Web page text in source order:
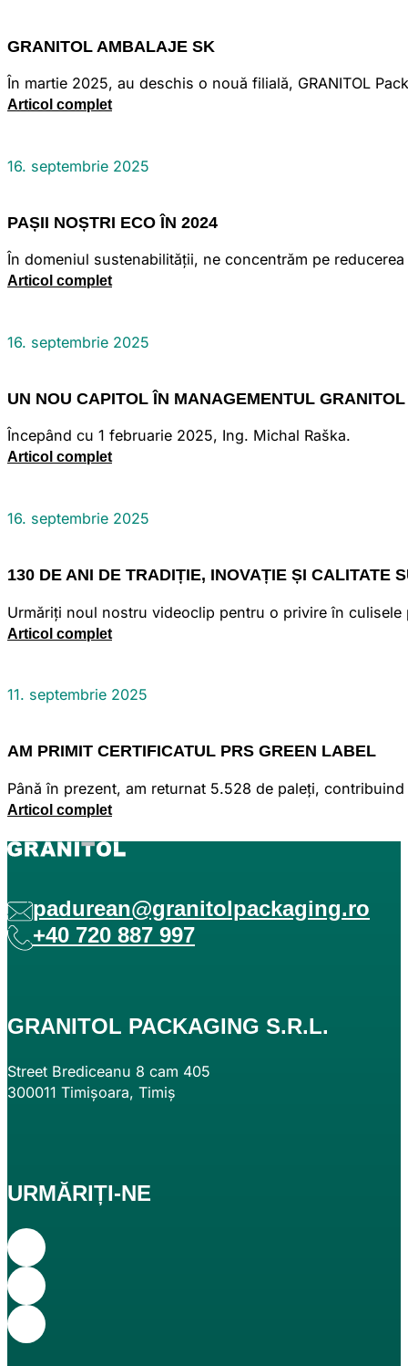
GRANITOL AMBALAJE SK
În martie 2025, au deschis o nouă filială, GRANITOL
Articol complet
16. septembrie 2025
PAȘII NOȘTRI ECO ÎN 2024
În domeniul sustenabilității, ne concentrăm pe
Articol complet
16. septembrie 2025
UN NOU CAPITOL ÎN MANAGEMENTUL GRANITOL
Începând cu 1 februarie 2025, Ing. Michal Raška.
Articol complet
16. septembrie 2025
130 DE ANI DE TRADIȚIE, INOVAȚIE ȘI CALITATE
Urmăriți noul nostru videoclip pentru o privire în culisele
Articol complet
11. septembrie 2025
AM PRIMIT CERTIFICATUL PRS GREEN LABEL
Până în prezent, am returnat 5.528 de paleți,
Articol complet
GRANITOL PACKAGING S.R.L.
Street Brediceanu 8 cam 405
300011 Timișoara, Timiș
padurean@granitolpackaging.ro
+40 720 887 997
URMĂRIȚI-NE